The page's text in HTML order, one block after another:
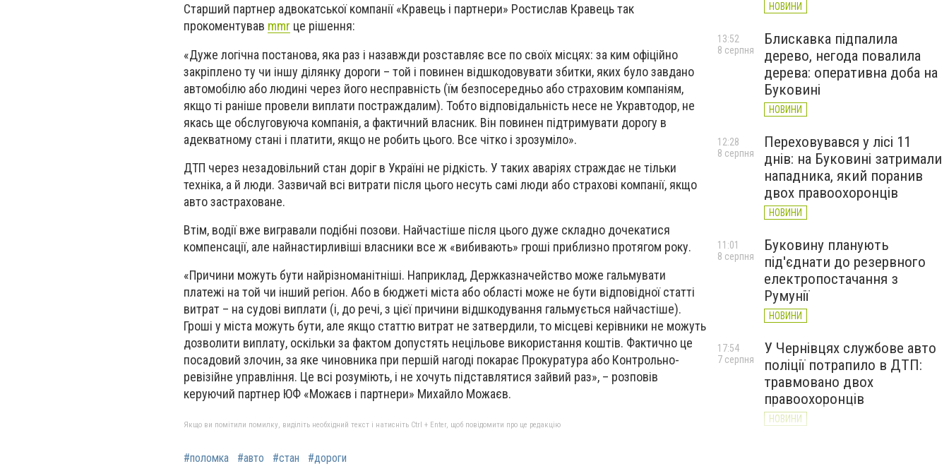
Старший партнер адвокатської компанії «Кравець і партнери» Ростислав Кравець так
прокоментував mmr це рішення:
«Дуже логічна постанова, яка раз і назавжди розставляє все по своїх місцях: за ким офіційно
закріплено ту чи іншу ділянку дороги – той і повинен відшкодовувати збитки, яких було завдано
автомобілю або людині через його несправність (їм безпосередньо або страховим компаніям,
якщо ті раніше провели виплати постраждалим). Тобто відповідальність несе не Укравтодор, не
якась ще обслуговуюча компанія, а фактичний власник. Він повинен підтримувати дорогу в
адекватному стані і платити, якщо не робить цього. Все чітко і зрозуміло».
ДТП через незадовільний стан доріг в Україні не рідкість. У таких аваріях страждає не тільки
техніка, а й люди. Зазвичай всі витрати після цього несуть самі люди або страхові компанії, якщо
авто застраховане.
Втім, водії вже вигравали подібні позови. Найчастіше після цього дуже складно дочекатися
компенсації, але найнастирливіші власники все ж «вибивають» гроші приблизно протягом року.
«Причини можуть бути найрізноманітніші. Наприклад, Держказначейство може гальмувати
платежі на той чи інший регіон. Або в бюджеті міста або області може не бути відповідної статті
витрат – на судові виплати (і, до речі, з цієї причини відшкодування гальмується найчастіше).
Гроші у міста можуть бути, але якщо статтю витрат не затвердили, то місцеві керівники не можуть
дозволити виплату, оскільки за фактом допустять нецільове використання коштів. Фактично це
посадовий злочин, за яке чиновника при першій нагоді покарає Прокуратура або Контрольно-
ревізійне управління. Це всі розуміють, і не хочуть підставлятися зайвий раз», – розповів
керуючий партнер ЮФ «Можаєв і партнери» Михайло Можаєв.
Якщо ви помітили помилку, виділіть необхідний текст і натисніть Ctrl + Enter, щоб повідомити про це редакцію
#поломка #авто #стан #дороги
НОВИНИ
Блискавка підпалила
дерево, негода повалила
дерева: оперативна доба на
Буковині
НОВИНИ
13:52
8 серпня
Переховувався у лісі 11
днів: на Буковині затримали
нападника, який поранив
двох правоохоронців
НОВИНИ
12:28
8 серпня
Буковину планують
під'єднати до резервного
електропостачання з
Румунії
НОВИНИ
11:01
8 серпня
У Чернівцях службове авто
поліції потрапило в ДТП:
травмовано двох
правоохоронців
НОВИНИ
17:54
7 серпня